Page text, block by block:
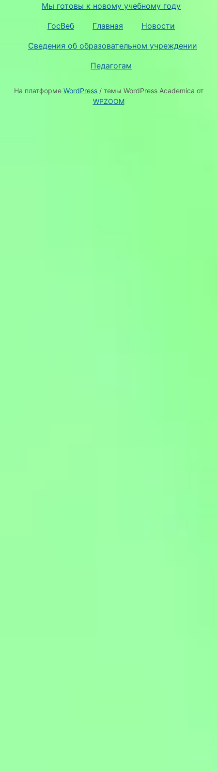
Мы готовы к новому учебному году
ГосВеб Главная Новости
Сведения об образовательном учреждении
Педагогам
На платформе WordPress/ темы WordPress Academica от
WPZOOM